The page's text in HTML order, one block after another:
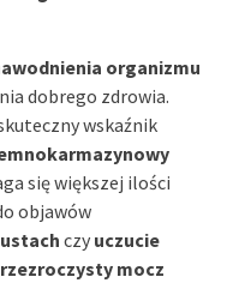
organizmu
dobrego zdrowia.
wskaźnik
się większej ilości
objawów
czy uczucie
mocz